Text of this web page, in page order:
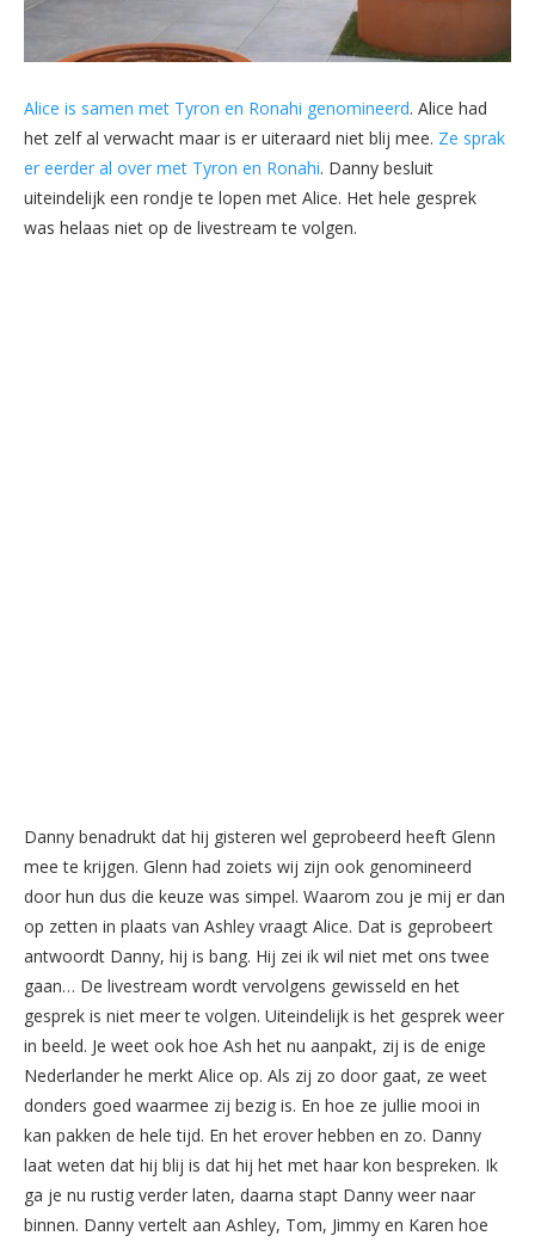
Alice is samen met Tyron en Ronahi genomineerd. Alice had
het zelf al verwacht maar is er uiteraard niet blij mee. Ze sprak
er eerder al over met Tyron en Ronahi. Danny besluit
uiteindelijk een rondje te lopen met Alice. Het hele gesprek
was helaas niet op de livestream te volgen.
Danny benadrukt dat hij gisteren wel geprobeerd heeft Glenn
mee te krijgen. Glenn had zoiets wij zijn ook genomineerd
door hun dus die keuze was simpel. Waarom zou je mij er dan
op zetten in plaats van Ashley vraagt Alice. Dat is geprobeert
antwoordt Danny, hij is bang. Hij zei ik wil niet met ons twee
gaan… De livestream wordt vervolgens gewisseld en het
gesprek is niet meer te volgen. Uiteindelijk is het gesprek weer
in beeld. Je weet ook hoe Ash het nu aanpakt, zij is de enige
Nederlander he merkt Alice op. Als zij zo door gaat, ze weet
donders goed waarmee zij bezig is. En hoe ze jullie mooi in
kan pakken de hele tijd. En het erover hebben en zo. Danny
laat weten dat hij blij is dat hij het met haar kon bespreken. Ik
ga je nu rustig verder laten, daarna stapt Danny weer naar
binnen. Danny vertelt aan Ashley, Tom, Jimmy en Karen hoe